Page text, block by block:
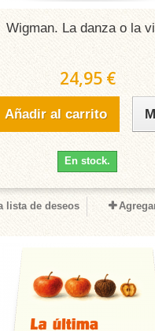
Wigman. La danza o la
24,95 €
Añadir al carrito
En stock.
lista de deseos